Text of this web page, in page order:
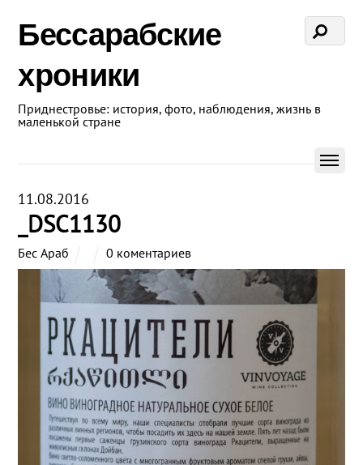
Бессарабские
хроники
Приднестровье: история, фото, наблюдения, жизнь в
маленькой стране
11.08.2016
_DSC1130
Бес Араб 0 коментариев